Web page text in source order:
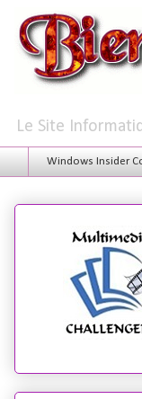
Le Site
Windows Insider